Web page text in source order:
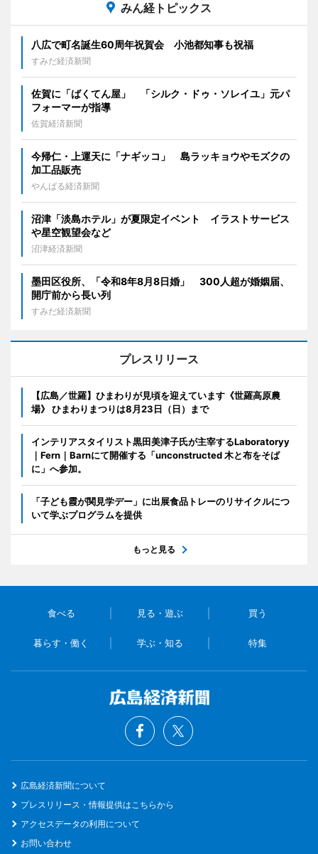
みん経トピックス
八広で町名誕生60周年祝賀会 小池都知事も祝福
すみだ経済新聞
佐賀に「ばくてん屋」 「シルク・ドゥ・ソレイユ」元パ
フォーマーが指導
佐賀経済新聞
今帰仁・上運天に「ナギッコ」 島ラッキョウやモズクの
加工品販売
やんばる経済新聞
沼津「淡島ホテル」が夏限定イベント イラストサービス
や星空観望会など
沼津経済新聞
墨田区役所、「令和8年8月8日婚」 300人超が婚姻届、
開庁前から長い列
すみだ経済新聞
プレスリリース
【広島／世羅】ひまわりが見頃を迎えています《世羅高原農
場》 ひまわりまつりは8月23日（日）まで
インテリアスタイリスト黒田美津子氏が主宰するLaboratoryy
｜Fern｜Barnにて開催する「unconstructed 木と布をそば
に」へ参加。
「子ども霞が関見学デー」に出展食品トレーのリサイクルにつ
いて学ぶプログラムを提供
もっと見る
食べる 見る・遊ぶ 買う
暮らす・働く 学ぶ・知る 特集
広島経済新聞について
プレスリリース・情報提供はこちらから
アクセスデータの利用について
お問い合わせ